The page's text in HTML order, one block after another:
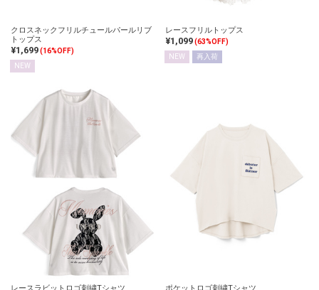
クロスネックフリルチュールパールリブ
トップス
¥1,699(16%OFF)
NEW
レースフリルトップス
¥1,099(63%OFF)
NEW
再入荷
レースラビットロゴ刺繍Tシャツ ポケットロゴ刺繍Tシャツ